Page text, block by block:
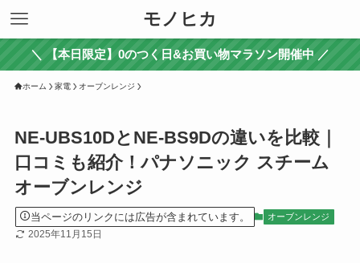
モノヒカ
＼ 【本日限定】0のつく日&お買い物マラソン開催中 ／
ホーム 家電 オーブンレンジ
NE-UBS10DとNE-BS9Dの違いを比較｜
口コミも紹介！パナソニック スチーム
オーブンレンジ
当ページのリンクには広告が含まれています。 オーブンレンジ
2025年11月15日